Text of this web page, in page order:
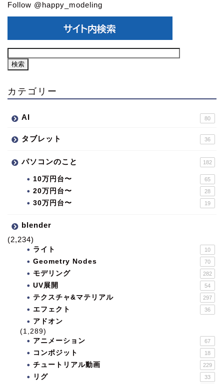
Follow @happy_modeling
カテゴリー
AI 80
タブレット 36
パソコンのこと 182
10万円台〜 65
20万円台〜 28
30万円台〜 19
blender
(2,234)
ライト 10
Geometry Nodes 70
モデリング 282
UV展開 54
テクスチャ&マテリアル 297
エフェクト 36
アドオン
(1,289)
アニメーション
67
コンポジット 18
チュートリアル動画 229
リグ 33